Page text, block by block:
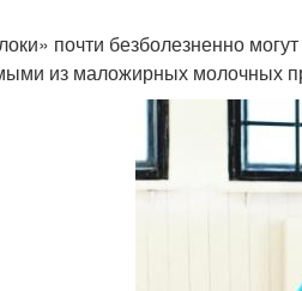
почти безболезненно
из маложирных молочных